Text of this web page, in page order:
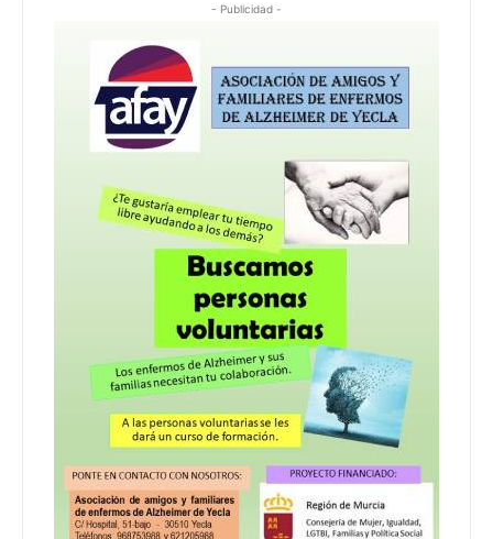
- Publicidad -